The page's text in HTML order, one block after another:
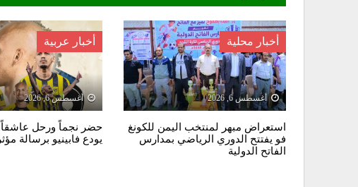
أخبار محلية
أغسطس 6, 2026
استعراض مبهر لمنتخب اليمن للكونغ
فو يفتتح الدوري الرياضي بمدارس
الفاتح الدولية
أخبار عربية
أغسطس 6, 2026
حضر نجماً ورحل عاشقاً
يودع فابينيو برسالة